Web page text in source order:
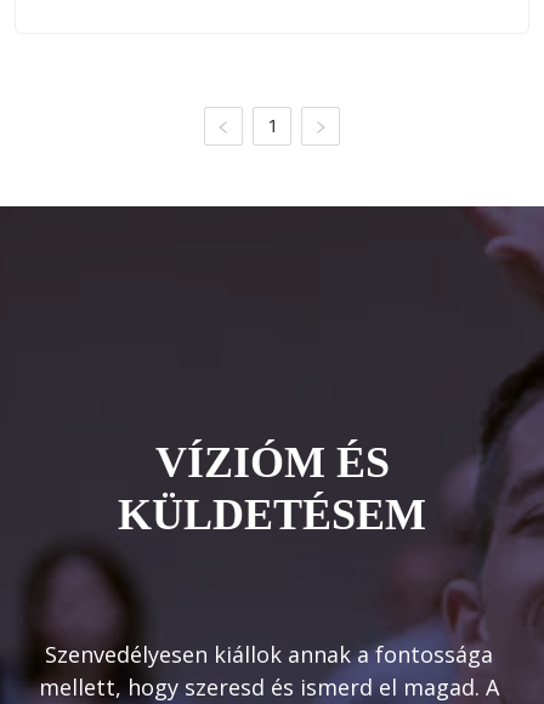
1
VÍZIÓM ÉS
KÜLDETÉSEM
Szenvedélyesen kiállok annak a fontossága
mellett, hogy szeresd és ismerd el magad. A